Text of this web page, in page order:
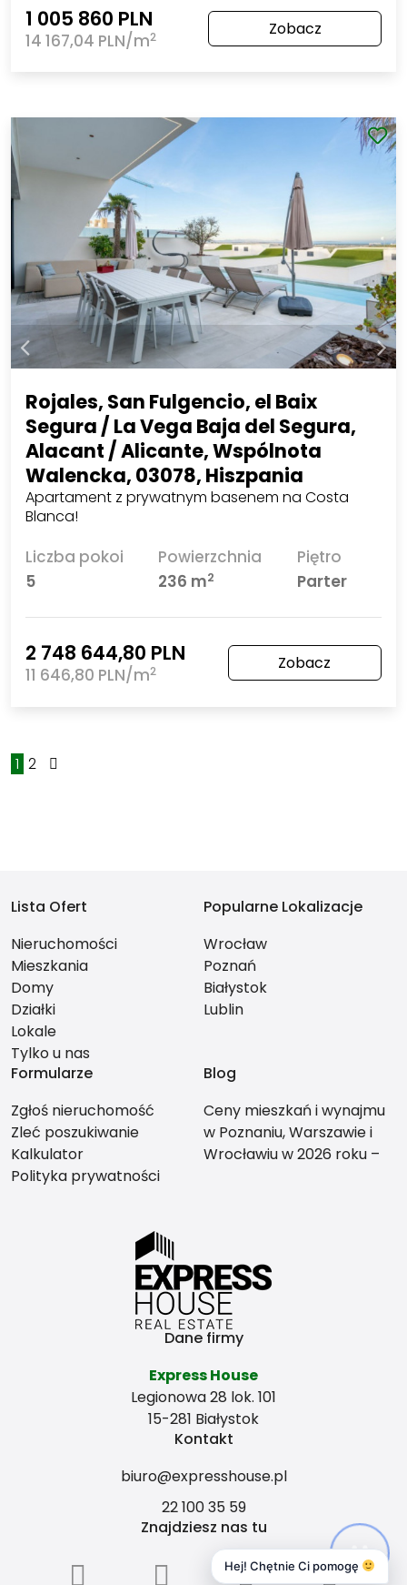
1 005 860 PLN
14 167,04 PLN/m2 Zobacz
Rojales, San Fulgencio, el Baix
Segura / La Vega Baja del Segura,
Alacant / Alicante, Wspólnota
Walencka, 03078, Hiszpania
Apartament z prywatnym basenem na Costa
Blanca!
Liczba pokoi
5
Powierzchnia
236 m2
Piętro
Parter
2 748 644,80 PLN
11 646,80 PLN/m2 Zobacz
1 2
Lista Ofert
Nieruchomości
Mieszkania
Domy
Działki
Lokale
Tylko u nas
Popularne Lokalizacje
Wrocław
Poznań
Białystok
Lublin
Formularze
Zgłoś nieruchomość
Zleć poszukiwanie
Kalkulator
Polityka prywatności
Blog
Ceny mieszkań i wynajmu
w Poznaniu, Warszawie i
Wrocławiu w 2026 roku –
Dane firmy
Express House
Legionowa 28 lok. 101
15-281 Białystok
Kontakt
biuro@expresshouse.pl
22 100 35 59
Znajdziesz nas tu
Hej! Chętnie Ci pomogę